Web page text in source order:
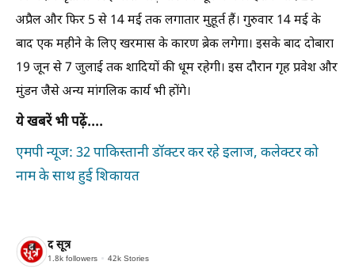
अप्रैल और फिर 5 से 14 मई तक लगातार मुहूर्त हैं। गुरुवार 14 मई के
बाद एक महीने के लिए खरमास के कारण ब्रेक लगेगा। इसके बाद दोबारा
19 जून से 7 जुलाई तक शादियों की धूम रहेगी। इस दौरान गृह प्रवेश और
मुंडन जैसे अन्य मांगलिक कार्य भी होंगे।
ये खबरें भी पढ़ें....
एमपी न्यूज: 32 पाकिस्तानी डॉक्टर कर रहे इलाज, कलेक्टर को
नाम के साथ हुई शिकायत
द सूत्र
1.8k followers 42k Stories